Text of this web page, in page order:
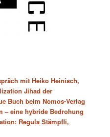
mit Heiko Heinisch,
Jihad der
Buch beim Nomos-Verlag
– eine hybride Bedrohung
Regula Stämpfli,